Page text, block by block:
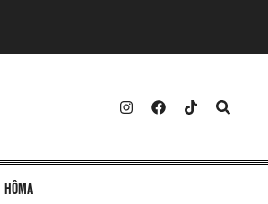
Hôma